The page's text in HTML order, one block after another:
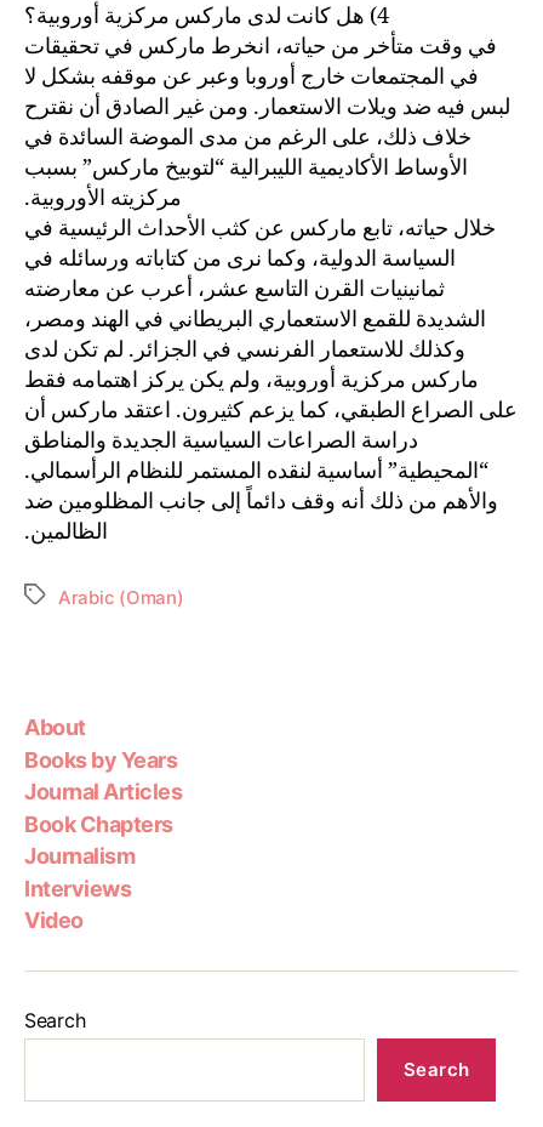
4) هل كانت لدى ماركس مركزية أوروبية؟
في وقت متأخر من حياته، انخرط ماركس في تحقيقات
في المجتمعات خارج أوروبا وعبر عن موقفه بشكل لا
لبس فيه ضد ويلات الاستعمار. ومن غير الصادق أن نقترح
خلاف ذلك، على الرغم من مدى الموضة السائدة في
الأوساط الأكاديمية الليبرالية “لتوبيخ ماركس” بسبب
مركزيته الأوروبية.
خلال حياته، تابع ماركس عن كثب الأحداث الرئيسية في
السياسة الدولية، وكما نرى من كتاباته ورسائله في
ثمانينيات القرن التاسع عشر، أعرب عن معارضته
الشديدة للقمع الاستعماري البريطاني في الهند ومصر،
وكذلك للاستعمار الفرنسي في الجزائر. لم تكن لدى
ماركس مركزية أوروبية، ولم يكن يركز اهتمامه فقط
على الصراع الطبقي، كما يزعم كثيرون. اعتقد ماركس أن
دراسة الصراعات السياسية الجديدة والمناطق
“المحيطية” أساسية لنقده المستمر للنظام الرأسمالي.
والأهم من ذلك أنه وقف دائماً إلى جانب المظلومين ضد
الظالمين.
Arabic (Oman)
About
Books by Years
Journal Articles
Book Chapters
Journalism
Interviews
Video
Search
Search